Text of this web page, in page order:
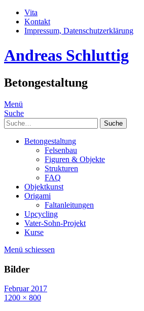
Vita
Kontakt
Impressum, Datenschutzerklärung
Andreas Schluttig
Betongestaltung
Menü
Suche
Suche
Betongestaltung
Felsenbau
Figuren & Objekte
Strukturen
FAQ
Objektkunst
Origami
Faltanleitungen
Upcycling
Vater-Sohn-Projekt
Kurse
Menü schiessen
Bilder
Februar 2017
1200 × 800